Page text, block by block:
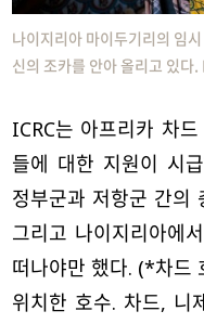
나이지리아 마이두기리의 임
신의 조카를 안아 올리고 있
ICRC는 아프리카 차
들에 대한 지원이 시
정부군과 저항군 간의
그리고 나이지리아에
떠나야만 했다. (*차드
위치한 호수. 차드, 니